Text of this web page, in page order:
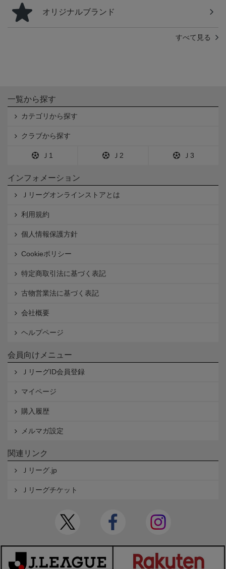
オリジナルブランド
すべて見る
一覧から探す
カテゴリから探す
クラブから探す
Ｊ1 Ｊ2 Ｊ3
インフォメーション
Ｊリーグオンラインストアとは
利用規約
個人情報保護方針
Cookieポリシー
特定商取引法に基づく表記
古物営業法に基づく表記
会社概要
ヘルプページ
会員向けメニュー
ＪリーグID会員登録
マイページ
購入履歴
メルマガ設定
関連リンク
Ｊリーグ.jp
Ｊリーグチケット